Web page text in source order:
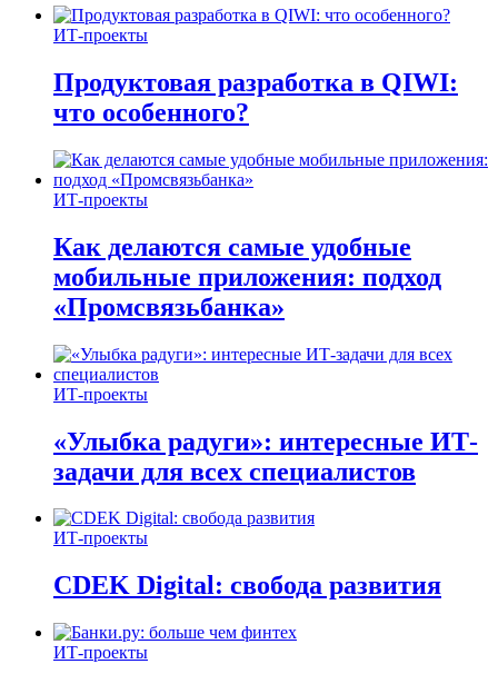
ИТ-проекты
Продуктовая разработка в QIWI:
что особенного?
ИТ-проекты
Как делаются самые удобные
мобильные приложения: подход
«Промсвязьбанка»
ИТ-проекты
«Улыбка радуги»: интересные ИТ-
задачи для всех специалистов
ИТ-проекты
CDEK Digital: свобода развития
ИТ-проекты